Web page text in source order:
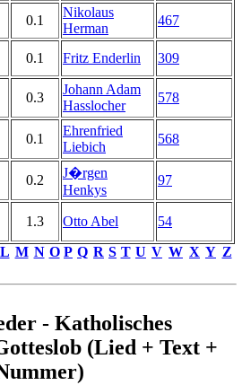
0.1
Nikolaus
Herman
467
0.1 Fritz Enderlin 309
0.3
Johann Adam
Hasslocher
578
0.1
Ehrenfried
Liebich
568
0.2
J�rgen
Henkys
97
1.3 Otto Abel
54
L M N O P Q R S T U V W X Y Z
- Katholisches
(Lied + Text +